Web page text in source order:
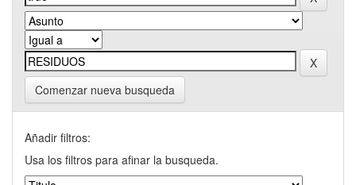
Comenzar nueva busqueda
Añadir filtros:
Usa los filtros para afinar la busqueda.